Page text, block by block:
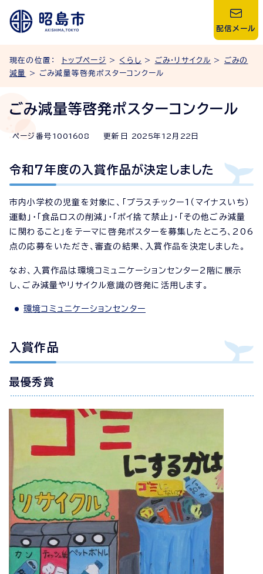
配信メール
現在の位置： トップページ > くらし > ごみ・リサイクル > ごみの
減量
> ごみ減量等啓発ポスターコンクール
ごみ減量等啓発ポスターコンクール
ページ番号 1001608 更新日 2025年 12 月 22 日
令和7年度の入賞作品が決定しました
市内小学校の児童を対象に、「プラスチックー1（マイナスいち）
運動」・「食品ロスの削減」・「ポイ捨て禁止」・「その他ごみ減量
に関わること」をテーマに啓発ポスターを募集したところ、206
点の応募をいただき、審査の結果、入賞作品を決定しました。
なお、入賞作品は環境コミュニケーションセンター2階に展示
し、ごみ減量やリサイクル意識の啓発に活用します。
環境コミュニケーションセンター
入賞作品
最優秀賞